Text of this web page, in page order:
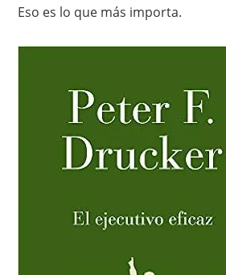
Eso es lo que más importa.